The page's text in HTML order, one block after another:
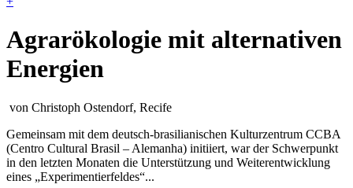
Agrarökologie mit alternativen
Energien
von Christoph Ostendorf, Recife
Gemeinsam mit dem deutsch-brasilianischen Kulturzentrum CCBA
(Centro Cultural Brasil – Alemanha) initiiert, war der Schwerpunkt
in den letzten Monaten die Unterstützung und Weiterentwicklung
eines „Experimentierfeldes“...